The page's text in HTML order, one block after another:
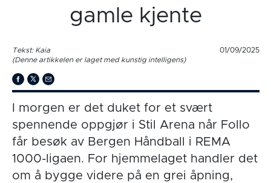
gamle kjente
Tekst: Kaia
01/09/2025
(Denne artikkelen er laget med kunstig intelligens)
I morgen er det duket for et svært
spennende oppgjør i Stil Arena når Follo
får besøk av Bergen Håndball i REMA
1000-ligaen. For hjemmelaget handler det
om å bygge videre på en grei åpning,